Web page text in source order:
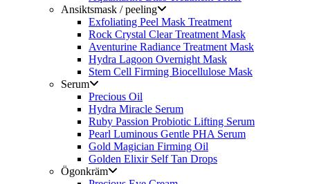
Ansiktsmask / peeling
Exfoliating Peel Mask Treatment
Rock Crystal Clear Treatment Mask
Aventurine Radiance Treatment Mask
Hydra Lagoon Overnight Mask
Stem Cell Firming Biocellulose Mask
Serum
Precious Oil
Hydra Miracle Serum
Ruby Passion Probiotic Lifting Serum
Pearl Luminous Gentle PHA Serum
Gold Magician Firming Oil
Golden Elixir Self Tan Drops
Ögonkräm